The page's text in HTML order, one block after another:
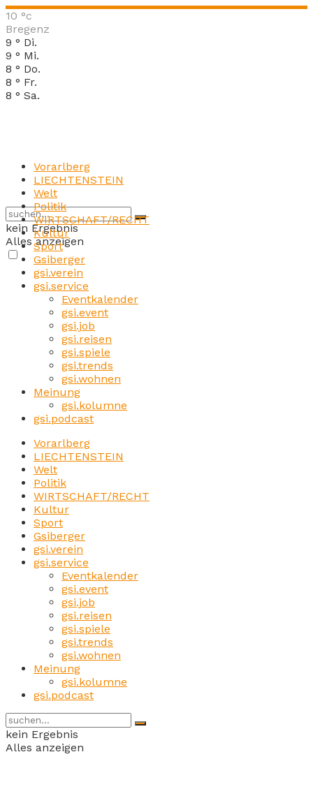
10 °c
Bregenz
9 ° Di.
9 ° Mi.
8 ° Do.
8 ° Fr.
8 ° Sa.
kein Ergebnis
Alles anzeigen
Vorarlberg
LIECHTENSTEIN
Welt
Politik
WIRTSCHAFT/RECHT
Kultur
Sport
Gsiberger
gsi.verein
gsi.service
Eventkalender
gsi.event
gsi.job
gsi.reisen
gsi.spiele
gsi.trends
gsi.wohnen
Meinung
gsi.kolumne
gsi.podcast
Vorarlberg
LIECHTENSTEIN
Welt
Politik
WIRTSCHAFT/RECHT
Kultur
Sport
Gsiberger
gsi.verein
gsi.service
Eventkalender
gsi.event
gsi.job
gsi.reisen
gsi.spiele
gsi.trends
gsi.wohnen
Meinung
gsi.kolumne
gsi.podcast
kein Ergebnis
Alles anzeigen